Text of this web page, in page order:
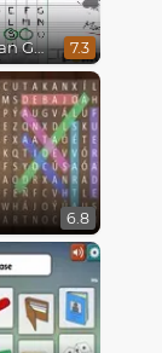
The Hangman Game Scrawl 7.3
6.8